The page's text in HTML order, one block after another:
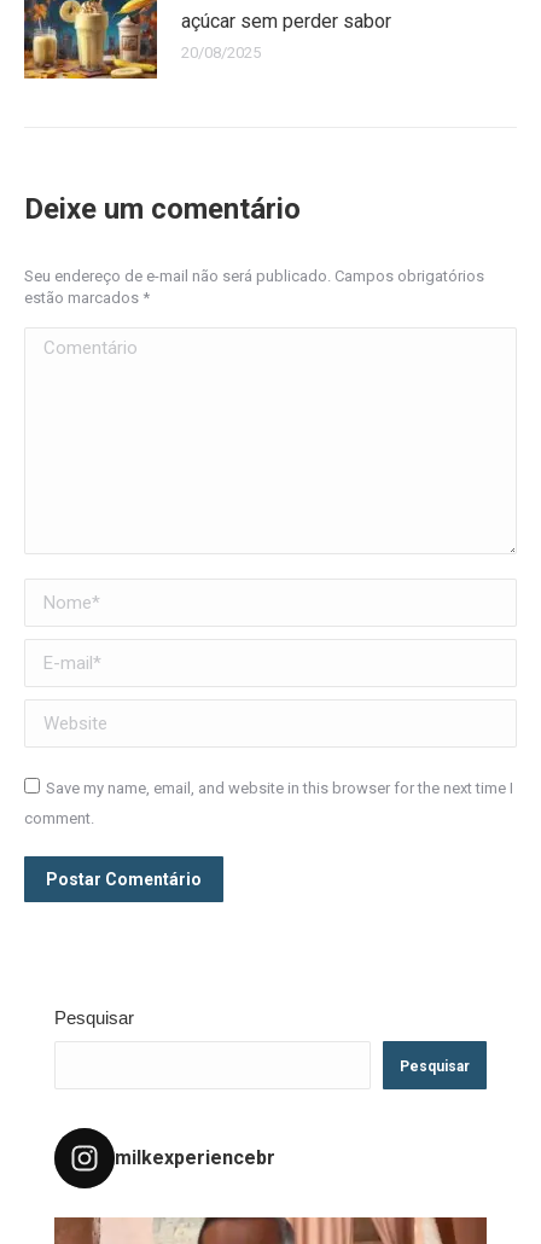
açúcar sem perder sabor
20/08/2025
Deixe um comentário
Seu endereço de e-mail não será publicado. Campos obrigatórios
estão marcados *
Comentário
Nome *
E-mail *
Website
Save my name, email, and website in this browser for the next time I
comment.
Postar Comentário
Pesquisar
Pesquisar
milkexperiencebr